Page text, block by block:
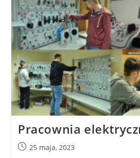
Pracownia
25 maja, 2023